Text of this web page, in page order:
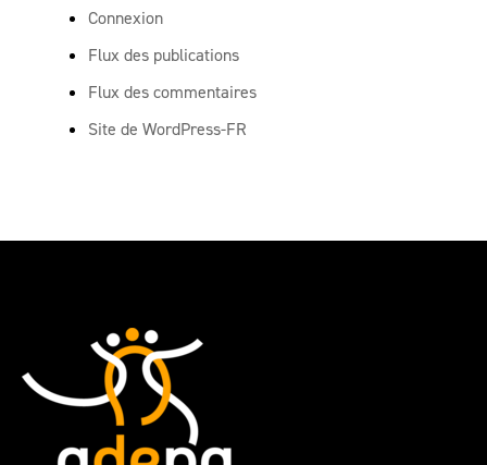
Connexion
Flux des publications
Flux des commentaires
Site de WordPress-FR